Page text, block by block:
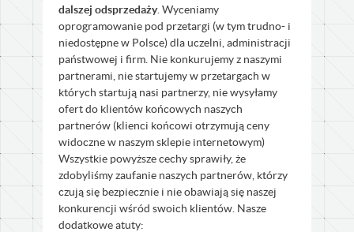
dalszej odsprzedaży. Wyceniamy
oprogramowanie pod przetargi (w tym trudno- i
niedostępne w Polsce) dla uczelni, administracji
państwowej i firm. Nie konkurujemy z naszymi
partnerami, nie startujemy w przetargach w
których startują nasi partnerzy, nie wysyłamy
ofert do klientów końcowych naszych
partnerów (klienci końcowi otrzymują ceny
widoczne w naszym sklepie internetowym)
Wszystkie powyższe cechy sprawiły, że
zdobyliśmy zaufanie naszych partnerów, którzy
czują się bezpiecznie i nie obawiają się naszej
konkurencji wśród swoich klientów. Nasze
dodatkowe atuty: